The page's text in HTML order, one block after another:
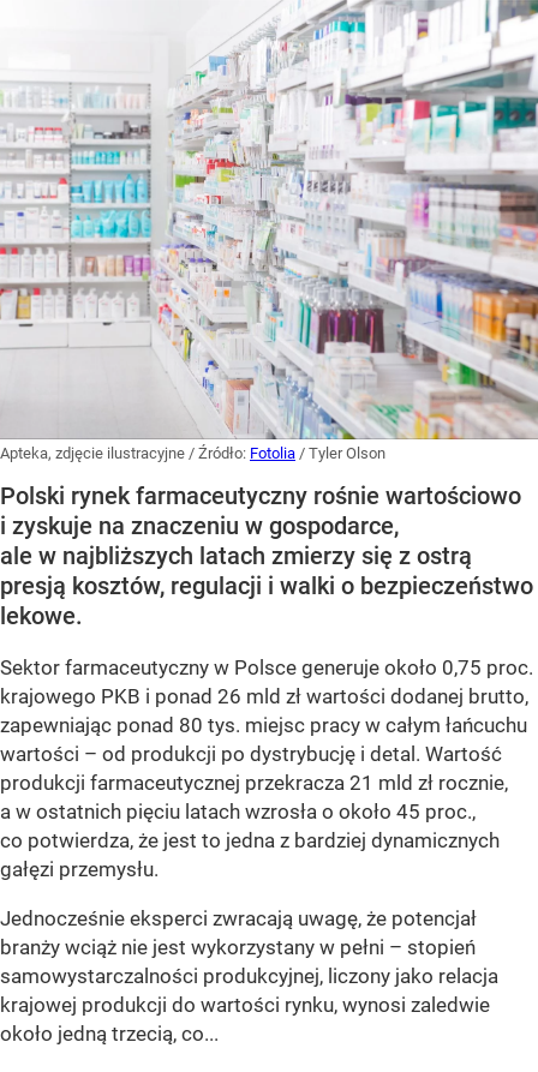
Apteka, zdjęcie ilustracyjne / Źródło: Fotolia / Tyler Olson
Polski rynek farmaceutyczny rośnie wartościowo
i zyskuje na znaczeniu w gospodarce,
ale w najbliższych latach zmierzy się z ostrą
presją kosztów, regulacji i walki o bezpieczeństwo
lekowe.
Sektor farmaceutyczny w Polsce generuje około 0,75 proc.
krajowego PKB i ponad 26 mld zł wartości dodanej brutto,
zapewniając ponad 80 tys. miejsc pracy w całym łańcuchu
wartości – od produkcji po dystrybucję i detal. Wartość
produkcji farmaceutycznej przekracza 21 mld zł rocznie,
a w ostatnich pięciu latach wzrosła o około 45 proc.,
co potwierdza, że jest to jedna z bardziej dynamicznych
gałęzi przemysłu.
Jednocześnie eksperci zwracają uwagę, że potencjał
branży wciąż nie jest wykorzystany w pełni – stopień
samowystarczalności produkcyjnej, liczony jako relacja
krajowej produkcji do wartości rynku, wynosi zaledwie
około jedną trzecią, co...